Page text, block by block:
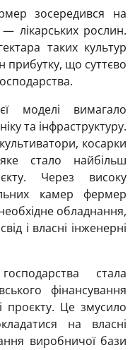
зосередився на
лікарських рослин.
таких культур
прибутку, що суттєво
моделі вимагало
та інфраструктуру.
косарки
стало найбільш
Через високу
камер фермер
обладнання,
і власні інженерні
стала
фінансування
проєкту. Це змусило
на власні
виробничої бази